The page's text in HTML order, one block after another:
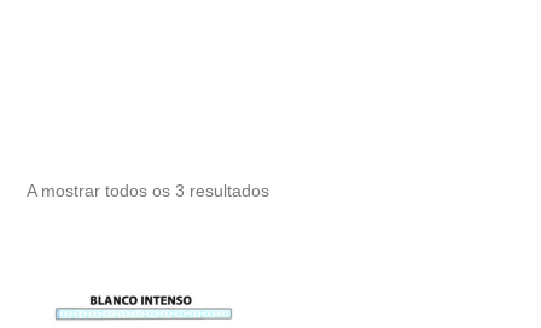
A mostrar todos os 3 resultados